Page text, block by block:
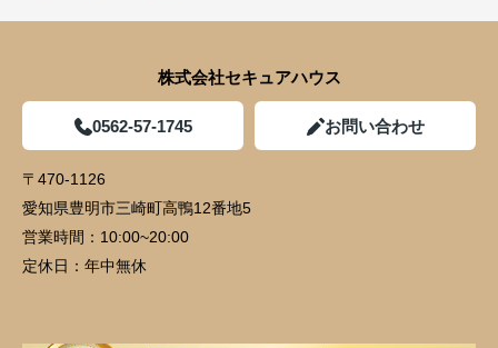
株式会社セキュアハウス
0562-57-1745 お問い合わせ
〒470-1126
愛知県豊明市三崎町高鴨12番地5
営業時間： 10:00~20:00
定休日： 年中無休